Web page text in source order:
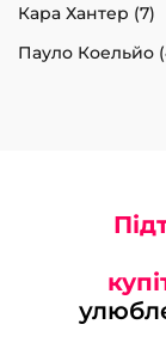
Кара Хантер (7)
Пауло Коельйо